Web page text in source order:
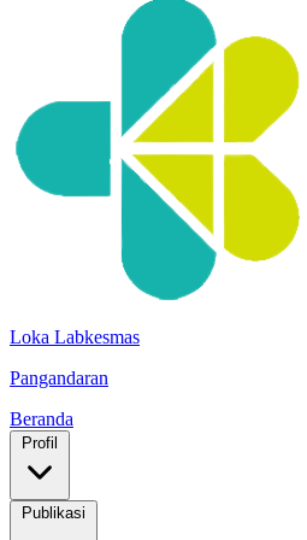
Loka Labkesmas
Pangandaran
Beranda
Profil
Publikasi